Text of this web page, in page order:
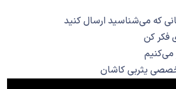
که می‌شناسید ارسال کنید
فکر کن
می‌کنیم
یثربی کاشان